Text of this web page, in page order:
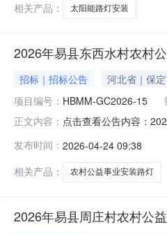
相关产品：
太阳能路灯安装
2026年易县东西水村农村
招标｜招标公告 河北省｜保
项目编号： HBMM-GC2026-15
正文内容： 点击查看公告内容：
发布时间： 2026-04-24 09:38
相关产品：
农村公益事业安装路灯
2026年易县周庄村农村公